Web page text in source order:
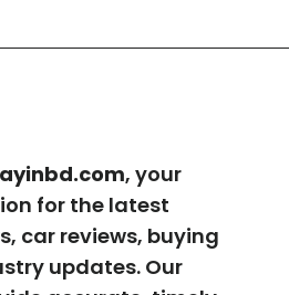
, your
for the latest
car reviews, buying
updates. Our